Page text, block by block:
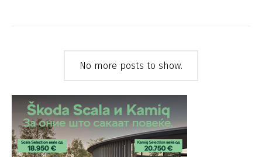
No more posts to show.